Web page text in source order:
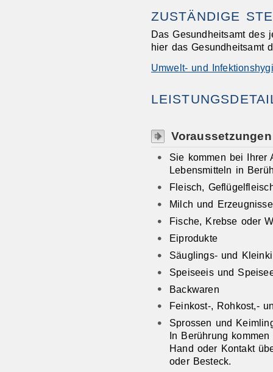
ZUSTÄNDIGE
Das Gesundheitsamt des
hier das Gesundheitsamt
Umwelt- und
Voraussetzungen
Sie kommen bei Ihrer
Lebensmitteln in
Fleisch,
Milch und
Fische, Krebse oder
Eiprodukte
Säuglings- und
Speiseeis und
Backwaren
Feinkost-, Rohkost,-
Sprossen und
In Berührung
Hand oder Kontakt
oder Besteck.